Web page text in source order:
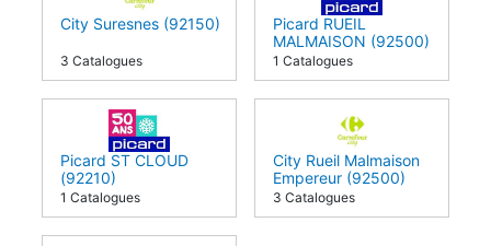
City Suresnes (92150)
3 Catalogues
Picard RUEIL
MALMAISON (92500)
1 Catalogues
Picard ST CLOUD
(92210)
1 Catalogues
City Rueil Malmaison
Empereur (92500)
3 Catalogues